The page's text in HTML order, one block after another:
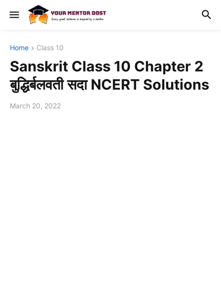
Home Class 10
Sanskrit Class 10 Chapter 2
बुद्धिर्बलवती सदा NCERT Solutions
March 20, 2022